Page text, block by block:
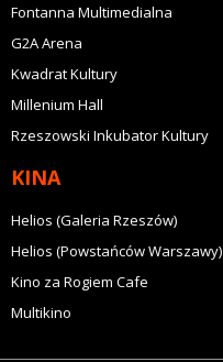
Fontanna Multimedialna
G2A Arena
Kwadrat Kultury
Millenium Hall
Rzeszowski Inkubator Kultury
KINA
Helios (Galeria Rzeszów)
Helios (Powstańców Warszawy)
Kino za Rogiem Cafe
Multikino